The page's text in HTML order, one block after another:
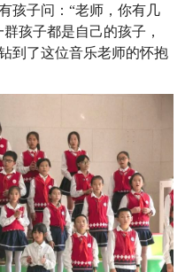
孩子问：“老师，你有几
孩子都是自己的孩子，
到了这位音乐老师的怀抱